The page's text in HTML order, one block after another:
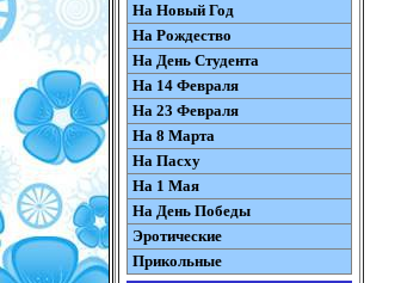
На Новый Год
На Рождество
На День Студента
На 14 Февраля
На 23 Февраля
На 8 Марта
На Пасху
На 1 Мая
На День Победы
Эротические
Прикольные